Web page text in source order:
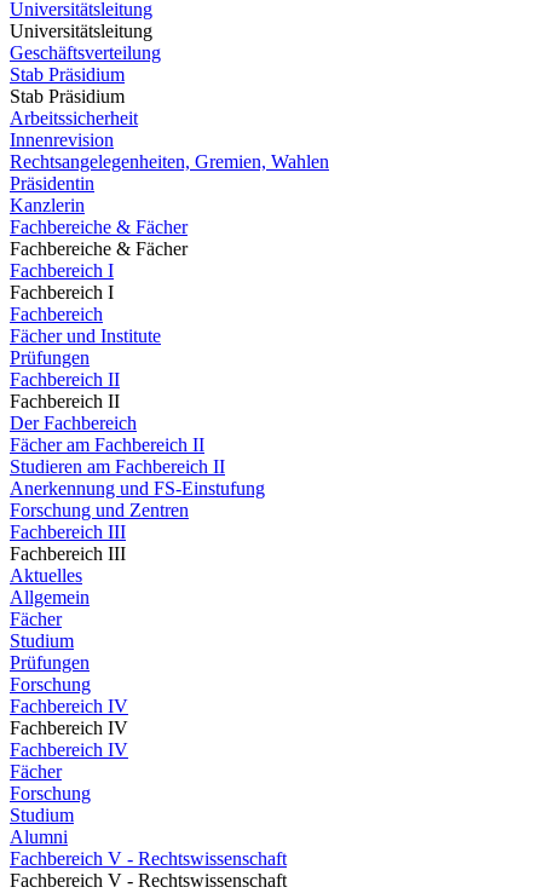
Universitätsleitung
Universitätsleitung
Geschäftsverteilung
Stab Präsidium
Stab Präsidium
Arbeitssicherheit
Innenrevision
Rechtsangelegenheiten, Gremien, Wahlen
Präsidentin
Kanzlerin
Fachbereiche & Fächer
Fachbereiche & Fächer
Fachbereich I
Fachbereich I
Fachbereich
Fächer und Institute
Prüfungen
Fachbereich II
Fachbereich II
Der Fachbereich
Fächer am Fachbereich II
Studieren am Fachbereich II
Anerkennung und FS-Einstufung
Forschung und Zentren
Fachbereich III
Fachbereich III
Aktuelles
Allgemein
Fächer
Studium
Prüfungen
Forschung
Fachbereich IV
Fachbereich IV
Fachbereich IV
Fächer
Forschung
Studium
Alumni
Fachbereich V - Rechtswissenschaft
Fachbereich V - Rechtswissenschaft